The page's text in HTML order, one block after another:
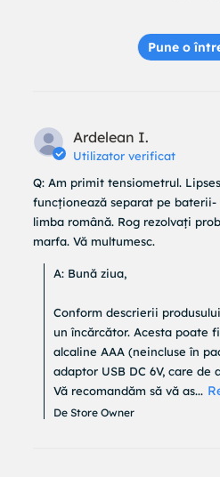
Pune o
Ardelean I.
Utilizator verificat
Q: Am primit tensiometrul.
funcționează separat pe
limba română. Rog rezolvați
marfa. Vă multumesc.
A: Bună ziua,
Conform descrierii
un încărcător. Acesta poate
alcaline AAA (neincluse în
adaptor USB DC 6V, care de
Vă recomandăm să vă as...
De Store Owner